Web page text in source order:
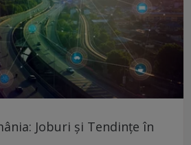
Joburi și Tendințe în